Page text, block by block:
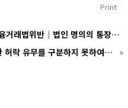
Print
경제범죄│혐의없음│사기, 전자금융거래법위반│법인 명의의 통장을 개설한 후, 사기 범죄자에게 법인 통장 등의 자료를 전달하여 입건되어 경찰 조사를 앞둔 상태에서 내방해주신 사건
형사│혐의없음│무고│촬영물에 대한 허락 유무를 구분하지 못하여 무죄가 나오자 남자친구가 무고로 고소하여 본 법인을 찾아오신 사건
»